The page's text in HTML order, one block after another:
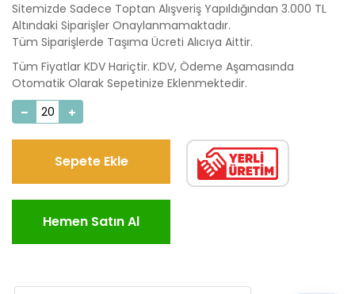
Sitemizde Sadece Toptan Alışveriş Yapıldığından 3.000 TL
Altındaki Siparişler Onaylanmamaktadır.
Tüm Siparişlerde Taşıma Ücreti Alıcıya Aittir.
Tüm Fiyatlar KDV Hariçtir. KDV, Ödeme Aşamasında
Otomatik Olarak Sepetinize Eklenmektedir.
Sepete Ekle
Hemen Satın Al